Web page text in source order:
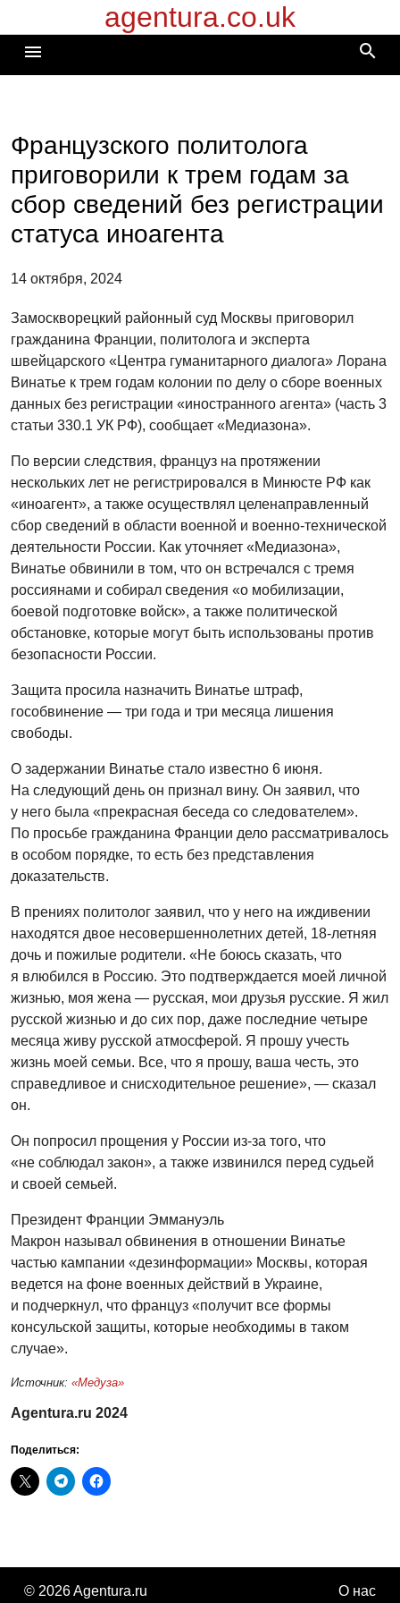
к
содержимому
agentura.co.uk
menu search
Французского политолога
приговорили к трем годам за
сбор сведений без регистрации
статуса иноагента
14 октября, 2024
Замоскворецкий районный суд Москвы приговорил
гражданина Франции, политолога и эксперта
швейцарского «Центра гуманитарного диалога» Лорана
Винатье к трем годам колонии по делу о сборе военных
данных без регистрации «иностранного агента» (часть 3
статьи 330.1 УК РФ), сообщает «Медиазона».
По версии следствия, француз на протяжении
нескольких лет не регистрировался в Минюсте РФ как
«иноагент», а также осуществлял целенаправленный
сбор сведений в области военной и военно-технической
деятельности России. Как уточняет «Медиазона»,
Винатье обвинили в том, что он встречался с тремя
россиянами и собирал сведения «о мобилизации,
боевой подготовке войск», а также политической
обстановке, которые могут быть использованы против
безопасности России.
Защита просила назначить Винатье штраф,
гособвинение — три года и три месяца лишения
свободы.
О задержании Винатье стало известно 6 июня.
На следующий день он признал вину. Он заявил, что
у него была «прекрасная беседа со следователем».
По просьбе гражданина Франции дело рассматривалось
в особом порядке, то есть без представления
доказательств.
В прениях политолог заявил, что у него на иждивении
находятся двое несовершеннолетних детей, 18-летняя
дочь и пожилые родители. «Не боюсь сказать, что
я влюбился в Россию. Это подтверждается моей личной
жизнью, моя жена — русская, мои друзья русские. Я жил
русской жизнью и до сих пор, даже последние четыре
месяца живу русской атмосферой. Я прошу учесть
жизнь моей семьи. Все, что я прошу, ваша честь, это
справедливое и снисходительное решение», — сказал
он.
Он попросил прощения у России из-за того, что
«не соблюдал закон», а также извинился перед судьей
и своей семьей.
Президент Франции Эммануэль
Макрон называл обвинения в отношении Винатье
частью кампании «дезинформации» Москвы, которая
ведется на фоне военных действий в Украине,
и подчеркнул, что француз «получит все формы
консульской защиты, которые необходимы в таком
случае».
Источник: «Медуза»
Agentura.ru 2024
Поделиться:
© 2026 Agentura.ru О нас